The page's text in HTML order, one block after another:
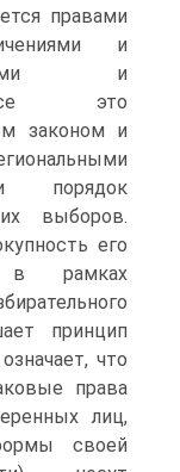
правами
и
и
Все это
законом и
порядок
выборов.
его
в рамках
принцип
что
права
лиц,
своей